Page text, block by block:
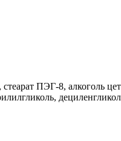
ПЭГ-8, алкоголь